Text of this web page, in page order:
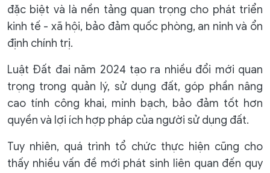
đặc biệt và là nền tảng quan trọng cho phát triển
kinh tế - xã hội, bảo đảm quốc phòng, an ninh và ổn
định chính trị.
Luật Đất đai năm 2024 tạo ra nhiều đổi mới quan
trọng trong quản lý, sử dụng đất, góp phần nâng
cao tính công khai, minh bạch, bảo đảm tốt hơn
quyền và lợi ích hợp pháp của người sử dụng đất.
Tuy nhiên, quá trình tổ chức thực hiện cũng cho
thấy nhiều vấn đề mới phát sinh liên quan đến quy